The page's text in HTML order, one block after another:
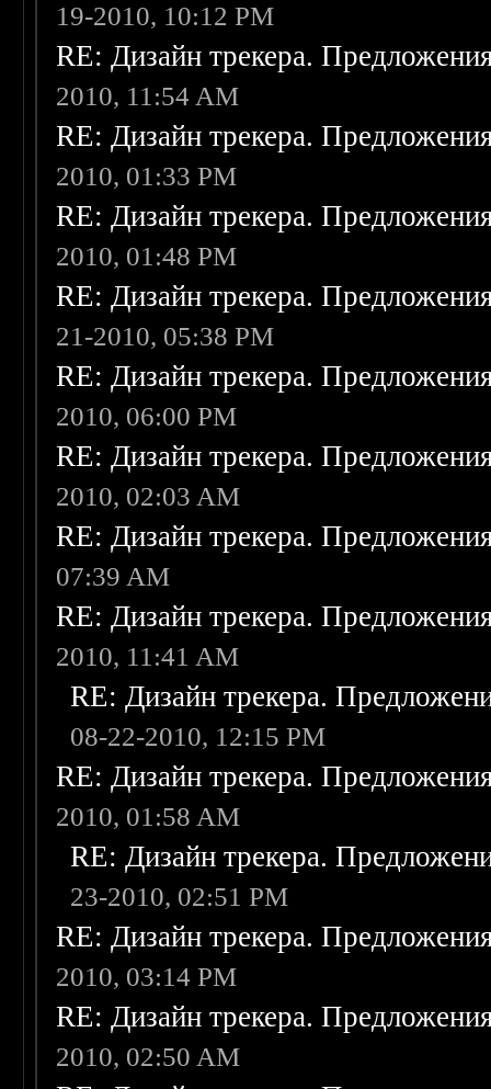
19-2010, 10:12 PM
RE: Дизайн трекера.
2010, 11:54 AM
RE: Дизайн трекера.
2010, 01:33 PM
RE: Дизайн трекера.
2010, 01:48 PM
RE: Дизайн трекера.
21-2010, 05:38 PM
RE: Дизайн трекера.
2010, 06:00 PM
RE: Дизайн трекера.
2010, 02:03 AM
RE: Дизайн трекера.
07:39 AM
RE: Дизайн трекера.
2010, 11:41 AM
RE: Дизайн трекера.
08-22-2010, 12:15 PM
RE: Дизайн трекера.
2010, 01:58 AM
RE: Дизайн трекера.
23-2010, 02:51 PM
RE: Дизайн трекера.
2010, 03:14 PM
RE: Дизайн трекера.
2010, 02:50 AM